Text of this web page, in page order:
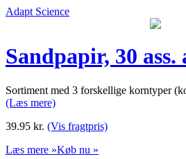
Adapt Science
Sandpapir, 30
Sortiment med 3 forskellige korntyper
(Læs mere)
39.95 kr. (Vis fragtpris)
Læs mere »Køb nu »